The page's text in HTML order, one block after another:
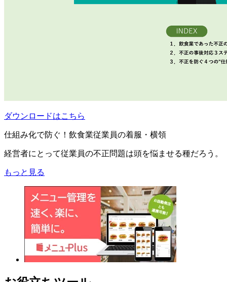
ダウンロードはこちら
仕組み化で防ぐ！飲食業従業員の着服・横領
経営者にとって従業員の不正問題は頭を悩ませる種だろう。
もっと見る